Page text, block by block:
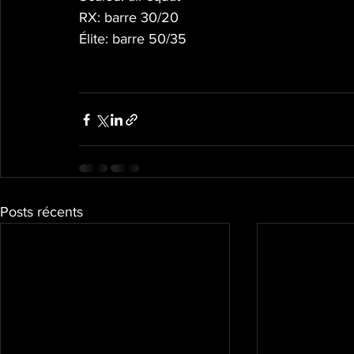
RX: barre 30/20
Élite: barre 50/35
Posts récents